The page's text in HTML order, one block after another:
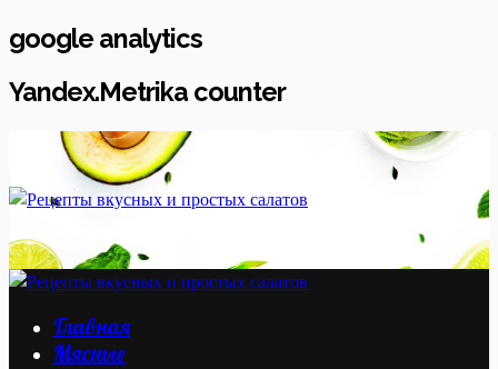
google analytics
Yandex.Metrika counter
Главная
Мясные